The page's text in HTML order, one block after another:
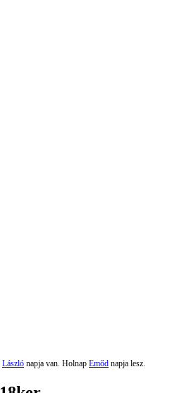
László napja van. Holnap Emőd napja lesz.